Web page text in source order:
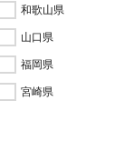
和歌山県
山口県
福岡県
宮崎県